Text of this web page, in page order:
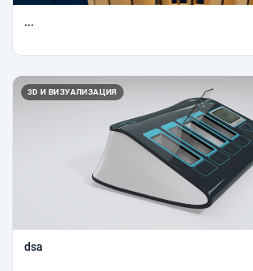
...
3D И ВИЗУАЛИЗАЦИЯ
dsa